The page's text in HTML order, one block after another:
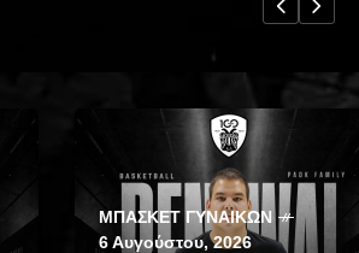
ΜΠΆΣΚΕΤ ΓΥΝΑΙΚΏΝ
6 Αυγούστου, 2026